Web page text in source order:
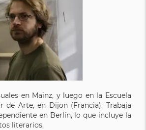
en Mainz, y luego en la Escuela
de Arte, en Dijon (Francia). Trabaja
en Berlín, lo que incluye la
literarios.